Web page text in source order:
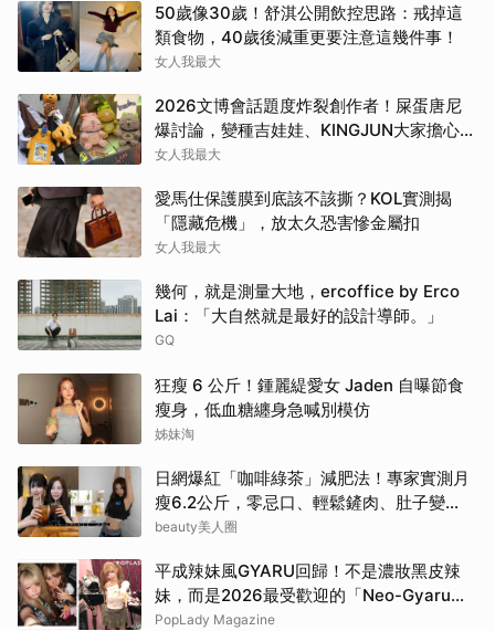
50歲像30歲！舒淇公開飲控思路：戒掉這
類食物，40歲後減重更要注意這幾件事！
女人我最大
2026文博會話題度炸裂創作者！屎蛋唐尼
爆討論，變種吉娃娃、KINGJUN大家擔心買
不到
女人我最大
愛馬仕保護膜到底該不該撕？KOL實測揭
「隱藏危機」，放太久恐害慘金屬扣
女人我最大
幾何，就是測量大地，ercoffice by Erco
Lai：「大自然就是最好的設計導師。」
GQ
狂瘦 6 公斤！鍾麗緹愛女 Jaden 自曝節食
瘦身，低血糖纏身急喊別模仿
姊妹淘
日網爆紅「咖啡綠茶」減肥法！專家實測月
瘦6.2公斤，零忌口、輕鬆鏟肉、肚子變
小！
beauty美人圈
平成辣妹風GYARU回歸！不是濃妝黑皮辣
妹，而是2026最受歡迎的「Neo-Gyaru」
穿搭，把平成DNA穿進日常
PopLady Magazine